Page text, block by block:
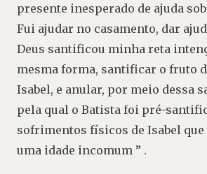
presente inesperado de ajuda
Fui ajudar no casamento, dar
Deus santificou minha reta
mesma forma, santificar o fruto
Isabel, e anular, por meio dessa
pela qual o Batista foi pré-
sofrimentos físicos de Isabel que
uma idade incomum ” .